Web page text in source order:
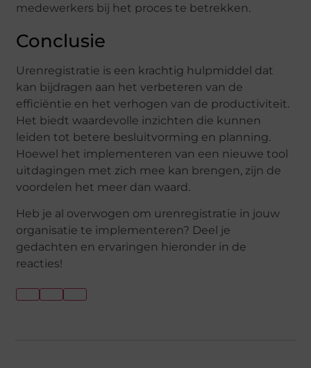
medewerkers bij het proces te betrekken.
Conclusie
Urenregistratie is een krachtig hulpmiddel dat
kan bijdragen aan het verbeteren van de
efficiëntie en het verhogen van de productiviteit.
Het biedt waardevolle inzichten die kunnen
leiden tot betere besluitvorming en planning.
Hoewel het implementeren van een nieuwe tool
uitdagingen met zich mee kan brengen, zijn de
voordelen het meer dan waard.
Heb je al overwogen om urenregistratie in jouw
organisatie te implementeren? Deel je
gedachten en ervaringen hieronder in de
reacties!